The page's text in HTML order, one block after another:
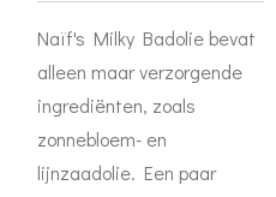
Naïf's Milky Badolie bevat
alleen maar verzorgende
ingrediënten, zoals
zonnebloem- en
lijnzaadolie. Een paar